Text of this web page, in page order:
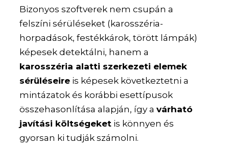
Bizonyos szoftverek nem csupán a
felszíni sérüléseket (karosszéria-
horpadások, festékkárok, törött lámpák)
képesek detektálni, hanem a
karosszéria alatti szerkezeti elemek
sérüléseire is képesek következtetni a
mintázatok és korábbi esettípusok
összehasonlítása alapján, így avárható
javítási költségeket is könnyen és
gyorsan ki tudják számolni.